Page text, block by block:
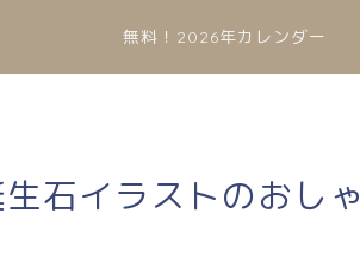
無料！2026年カレンダー
石イラストのおしゃ